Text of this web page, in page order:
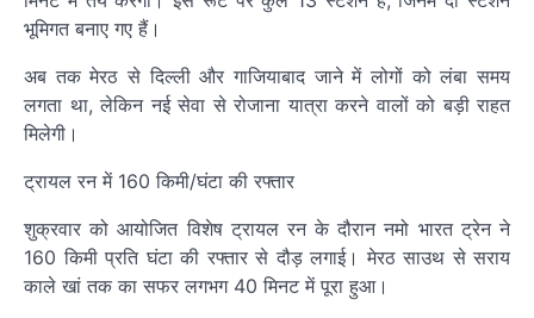
भूमिगत बनाए गए हैं।
अब तक मेरठ से दिल्ली और गाजियाबाद जाने में लोगों को लंबा समय
लगता था, लेकिन नई सेवा से रोजाना यात्रा करने वालों को बड़ी राहत
मिलेगी।
ट्रायल रन में 160 किमी/घंटा की रफ्तार
शुक्रवार को आयोजित विशेष ट्रायल रन के दौरान नमो भारत ट्रेन ने
160 किमी प्रति घंटा की रफ्तार से दौड़ लगाई। मेरठ साउथ से सराय
काले खां तक का सफर लगभग 40 मिनट में पूरा हुआ।